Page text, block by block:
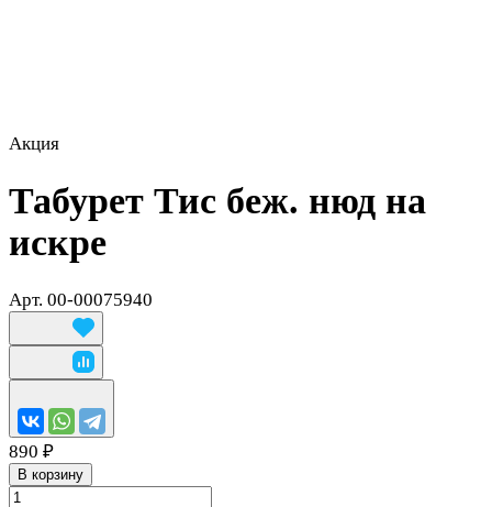
Акция
Табурет Тис беж. нюд на
искре
Арт. 00-00075940
890 ₽
В корзину